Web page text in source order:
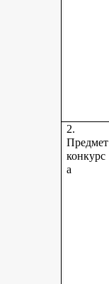
2.
Предмет
конкурс
а